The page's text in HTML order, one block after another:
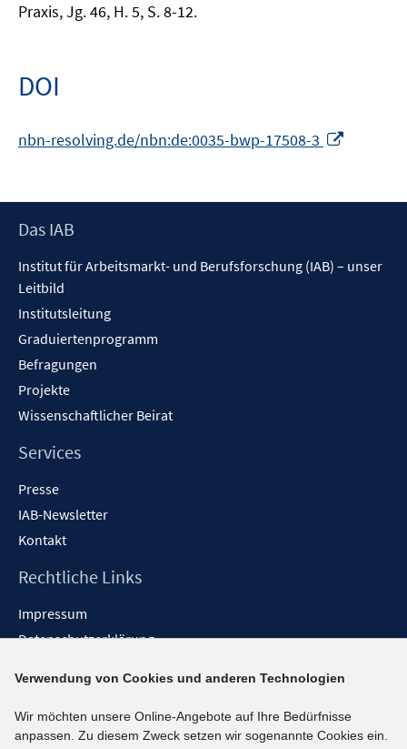
Praxis, Jg. 46, H. 5, S. 8-12.
DOI
nbn-resolving.de/nbn:de:0035-bwp-17508-3
öffnen
Footer
Das IAB
Institut für Arbeitsmarkt- und Berufsforschung (IAB) – unser
Leitbild
Institutsleitung
Graduiertenprogramm
Befragungen
Projekte
Wissenschaftlicher Beirat
Services
Presse
IAB-Newsletter
Kontakt
Rechtliche Links
Impressum
Datenschutzerklärung
Barrieren melden
Social-Media-Kanäle
Verwendung von Cookies und anderen Technologien
Wir möchten unsere Online-Angebote auf Ihre Bedürfnisse
anpassen. Zu diesem Zweck setzen wir sogenannte Cookies ein.